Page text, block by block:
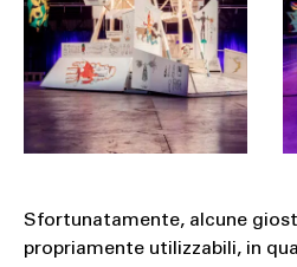
Sfortunatamente, alcune
propriamente utilizzabili, in